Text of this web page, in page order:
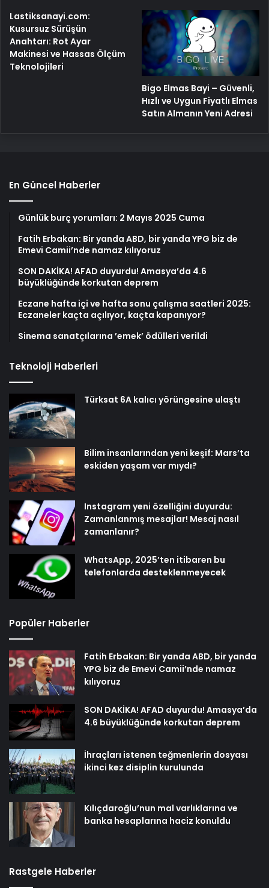
Lastiksanayi.com:
Kusursuz Sürüşün
Anahtarı: Rot Ayar
Makinesi ve Hassas Ölçüm
Teknolojileri
Bigo Elmas Bayi – Güvenli,
Hızlı ve Uygun Fiyatlı Elmas
Satın Almanın Yeni Adresi
En Güncel Haberler
Günlük burç yorumları: 2 Mayıs 2025 Cuma
Fatih Erbakan: Bir yanda ABD, bir yanda YPG biz de
Emevi Camii’nde namaz kılıyoruz
SON DAKİKA! AFAD duyurdu! Amasya’da 4.6
büyüklüğünde korkutan deprem
Eczane hafta içi ve hafta sonu çalışma saatleri 2025:
Eczaneler kaçta açılıyor, kaçta kapanıyor?
Sinema sanatçılarına ’emek’ ödülleri verildi
Teknoloji Haberleri
Türksat 6A kalıcı yörüngesine ulaştı
Bilim insanlarından yeni keşif: Mars’ta
eskiden yaşam var mıydı?
Instagram yeni özelliğini duyurdu:
Zamanlanmış mesajlar! Mesaj nasıl
zamanlanır?
WhatsApp, 2025’ten itibaren bu
telefonlarda desteklenmeyecek
Popüler Haberler
Fatih Erbakan: Bir yanda ABD, bir yanda
YPG biz de Emevi Camii’nde namaz
kılıyoruz
SON DAKİKA! AFAD duyurdu! Amasya’da
4.6 büyüklüğünde korkutan deprem
İhraçları istenen teğmenlerin dosyası
ikinci kez disiplin kurulunda
Kılıçdaroğlu’nun mal varlıklarına ve
banka hesaplarına haciz konuldu
Rastgele Haberler